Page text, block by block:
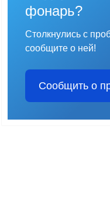
фонарь?
Столкнулись с
сообщите о ней!
Сообщить о